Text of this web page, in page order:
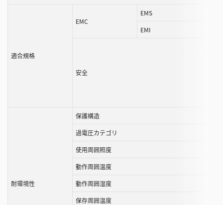
適合規格
EMC
EMS
EMI
安全
耐環境性
保護構造
過電圧カテゴリ
使用周囲照度
動作周囲温度
動作周囲湿度
保存周囲温度